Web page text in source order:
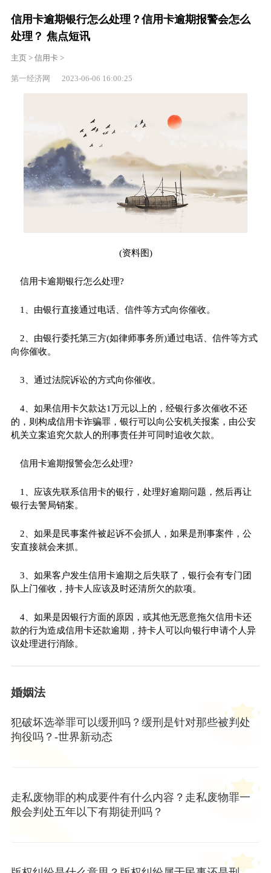
信用卡逾期银行怎么处理？信用卡逾期报警会怎么
处理？ 焦点短讯
主页> 信用卡>
第一经济网 2023-06-06 16:00:25
(资料图)
信用卡逾期银行怎么处理?
1、由银行直接通过电话、信件等方式向你催收。
2、由银行委托第三方(如律师事务所)通过电话、信件等方式
向你催收。
3、通过法院诉讼的方式向你催收。
4、如果信用卡欠款达1万元以上的，经银行多次催收不还
的，则构成信用卡诈骗罪，银行可以向公安机关报案，由公安
机关立案追究欠款人的刑事责任并可同时追收欠款。
信用卡逾期报警会怎么处理?
1、应该先联系信用卡的银行，处理好逾期问题，然后再让
银行去警局销案。
2、如果是民事案件被起诉不会抓人，如果是刑事案件，公
安直接就会来抓。
3、如果客户发生信用卡逾期之后失联了，银行会有专门团
队上门催收，持卡人应该及时还清所欠的款项。
4、如果是因银行方面的原因，或其他无恶意拖欠信用卡还
款的行为造成信用卡还款逾期，持卡人可以向银行申请个人异
议处理进行消除。
婚姻法
犯破坏选举罪可以缓刑吗？缓刑是针对那些被判处
拘役吗？-世界新动态
走私废物罪的构成要件有什么内容？走私废物罪一
般会判处五年以下有期徒刑吗？